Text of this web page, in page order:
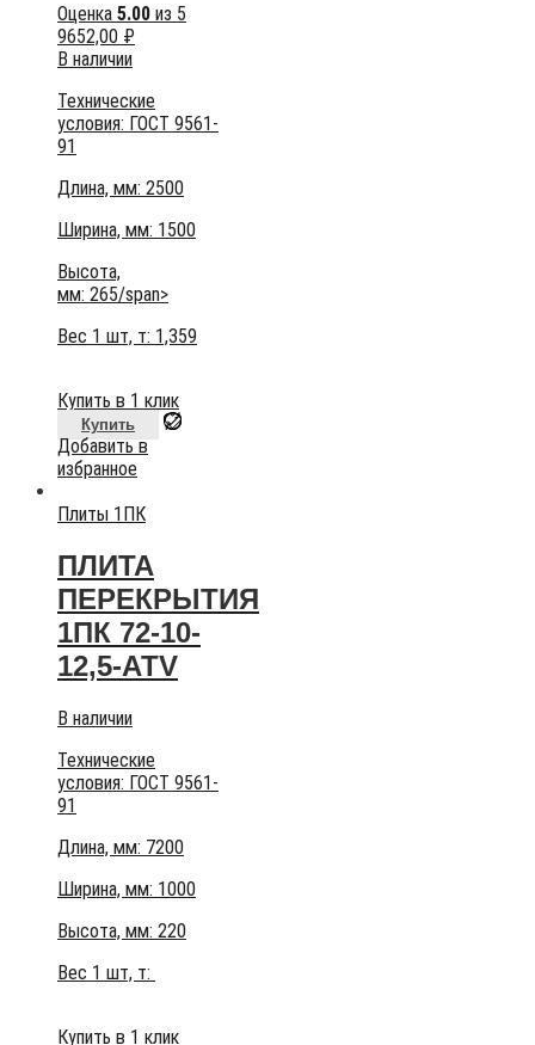
Оценка 5.00 из 5
9652,00 ₽
В наличии
Технические
условия: ГОСТ 9561-
91
Длина, мм: 2500
Ширина, мм: 1500
Высота,
мм: 265/span>
Вес 1 шт, т: 1,359
Купить в 1 клик
Купить
Добавить в
избранное
Плиты 1ПК
ПЛИТА
ПЕРЕКРЫТИЯ
1ПК 72-10-
12,5-АТV
В наличии
Технические
условия: ГОСТ 9561-
91
Длина, мм: 7200
Ширина, мм: 1000
Высота, мм: 220
Вес 1 шт, т:
Купить в 1 клик